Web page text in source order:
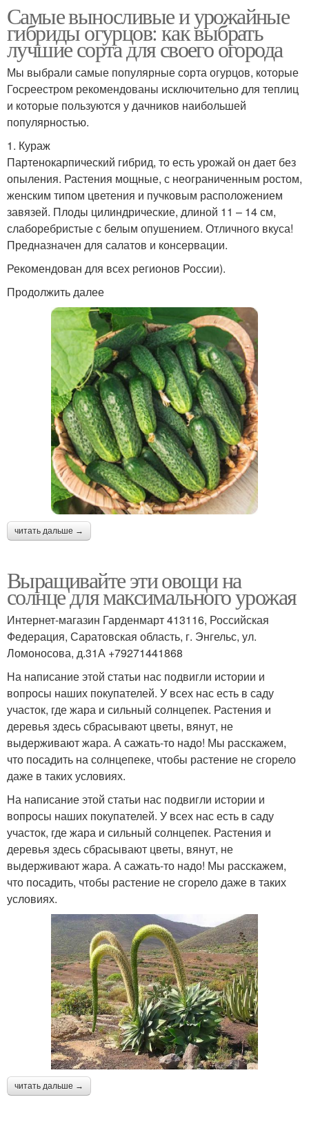
Самые выносливые и урожайные
гибриды огурцов: как выбрать
лучшие сорта для своего огорода
Мы выбрали самые популярные сорта огурцов, которые
Госреестром рекомендованы исключительно для теплиц
и которые пользуются у дачников наибольшей
популярностью.
1. Кураж
Партенокарпический гибрид, то есть урожай он дает без
опыления. Растения мощные, с неограниченным ростом,
женским типом цветения и пучковым расположением
завязей. Плоды цилиндрические, длиной 11 – 14 см,
слаборебристые с белым опушением. Отличного вкуса!
Предназначен для салатов и консервации.
Рекомендован для всех регионов России).
Продолжить далее
читать дальше →
Выращивайте эти овощи на
солнце для максимального урожая
Интернет-магазин Гарденмарт 413116, Российская
Федерация, Саратовская область, г. Энгельс, ул.
Ломоносова, д.31А +79271441868
На написание этой статьи нас подвигли истории и
вопросы наших покупателей. У всех нас есть в саду
участок, где жара и сильный солнцепек. Растения и
деревья здесь сбрасывают цветы, вянут, не
выдерживают жара. А сажать-то надо! Мы расскажем,
что посадить на солнцепеке, чтобы растение не сгорело
даже в таких условиях.
На написание этой статьи нас подвигли истории и
вопросы наших покупателей. У всех нас есть в саду
участок, где жара и сильный солнцепек. Растения и
деревья здесь сбрасывают цветы, вянут, не
выдерживают жара. А сажать-то надо! Мы расскажем,
что посадить, чтобы растение не сгорело даже в таких
условиях.
читать дальше →